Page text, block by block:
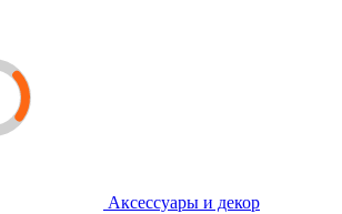
Аксессуары и декор